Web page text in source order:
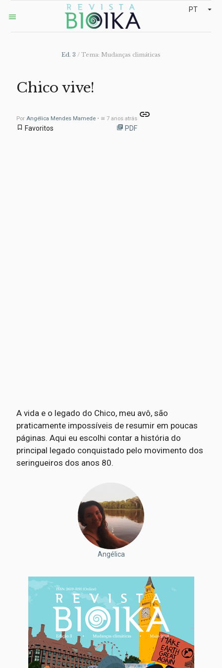
menu
arrow_drop_down
PT
Ed. 3 / Tema: Mudanças climáticas
Chico vive!
Por Angélica Mendes Mamede• ≅ 7 anos atrás link
bookmark_border Favoritos library_books PDF
A vida e o legado do Chico, meu avô, são
praticamente impossíveis de resumir em poucas
páginas. Aqui eu escolhi contar a história do
principal legado conquistado pelo movimento dos
seringueiros dos anos 80.
Angélica